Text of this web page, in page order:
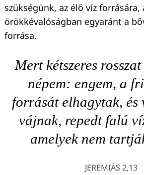
szükségünk, az élő víz forrására,
örökkévalóságban egyaránt a
forrása.
Mert kétszeres
népem: engem, a
forrását elhagytak,
vájnak, repedt falú
amelyek nem
JEREMIÁS 2,13